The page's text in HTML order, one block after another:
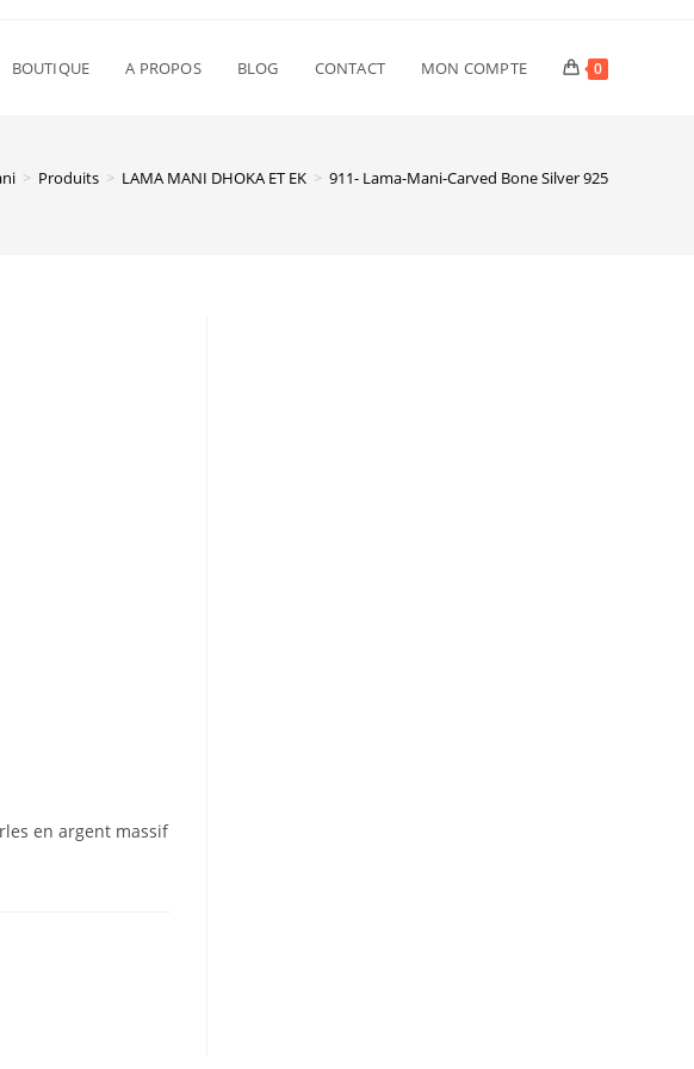
BOUTIQUE A PROPOS BLOG CONTACT MON COMPTE 0
> Produits > LAMA MANI DHOKA ET EK > 911- Lama-Mani-Carved Bone Silver 925
en argent massif